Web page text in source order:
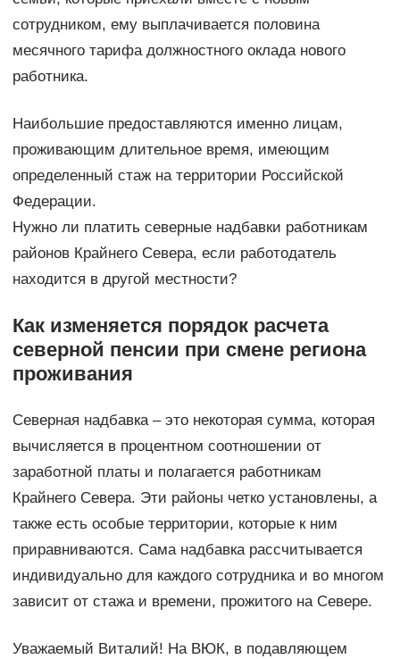
сотрудником, ему выплачивается половина
месячного тарифа должностного оклада нового
работника.
Наибольшие предоставляются именно лицам,
проживающим длительное время, имеющим
определенный стаж на территории Российской
Федерации.
Нужно ли платить северные надбавки работникам
районов Крайнего Севера, если работодатель
находится в другой местности?
Как изменяется порядок расчета
северной пенсии при смене региона
проживания
Северная надбавка – это некоторая сумма, которая
вычисляется в процентном соотношении от
заработной платы и полагается работникам
Крайнего Севера. Эти районы четко установлены, а
также есть особые территории, которые к ним
приравниваются. Сама надбавка рассчитывается
индивидуально для каждого сотрудника и во многом
зависит от стажа и времени, прожитого на Севере.
Уважаемый Виталий! На ВЮК, в подавляющем